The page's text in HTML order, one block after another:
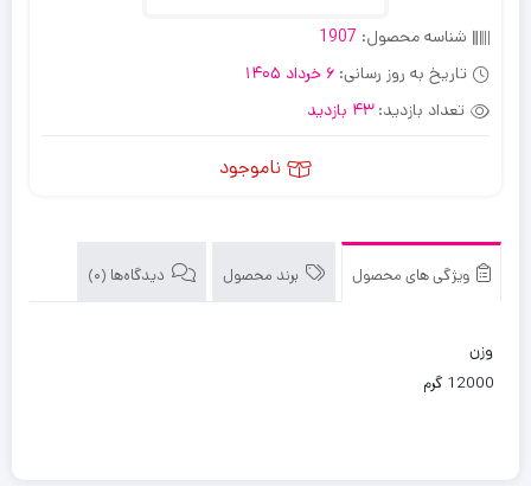
شناسه محصول: 1907
تاریخ به روز رسانی: 6 خرداد 1405
تعداد بازدید:43 بازدید
ناموجود
ویژگی های محصول برند محصول دیدگاه‌ها (0)
وزن
12000 گرم